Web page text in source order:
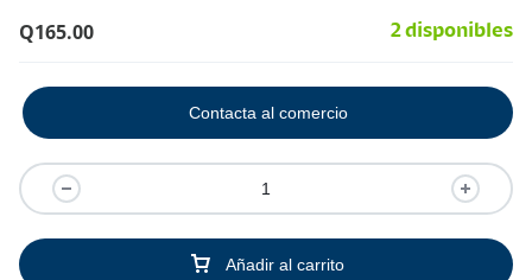
Q165.00 2 disponibles
Añadir al carrito
Contacta al comercio